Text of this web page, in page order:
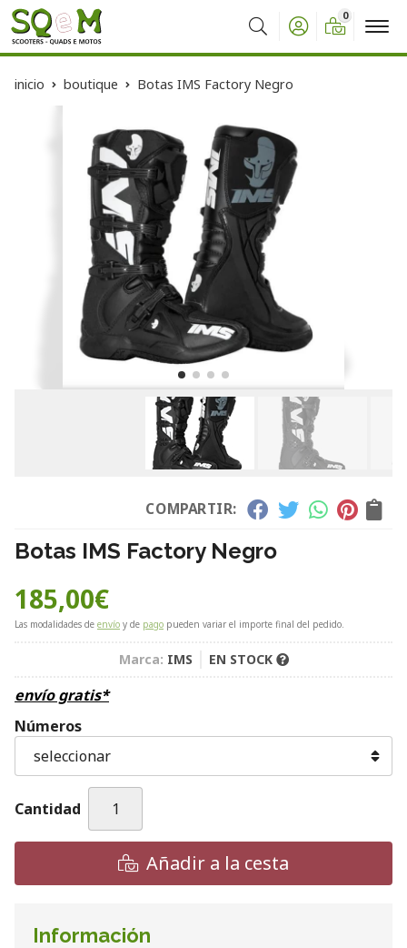
Buscar
0
inicio boutique Botas IMS Factory Negro
COMPARTIR:
Botas IMS Factory Negro
185,00€
Las modalidades de envío y de pago pueden variar el importe final del pedido.
Marca: IMS EN STOCK
envío gratis*
Números
Cantidad
Añadir a la cesta
Información